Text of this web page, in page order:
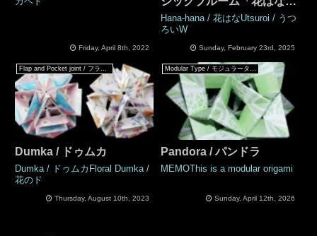
Friday, April 8th, 2022
「うつろい」
Hana-hana / 花はなUtsuroi / うつ
ろいW
Sunday, February 23rd, 2025
Flap and Pocket joint / フラップ & ポケットジョイント
Dumka / ドゥムカ
Dumka / ドゥムカFloral Dumka /
花のド
Thursday, August 10th, 2023
Modular Type / モジュラータイプ
Pandora / パンドラ
MEMOThis is a modular origami
Sunday, April 12th, 2026